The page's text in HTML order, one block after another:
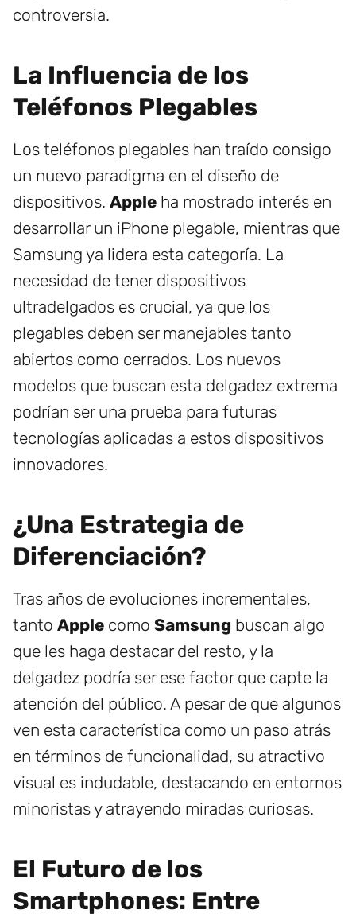
controversia.
La Influencia de los
Teléfonos Plegables
Los teléfonos plegables han traído consigo
un nuevo paradigma en el diseño de
dispositivos. Apple ha mostrado interés en
desarrollar un iPhone plegable, mientras que
Samsung ya lidera esta categoría. La
necesidad de tener dispositivos
ultradelgados es crucial, ya que los
plegables deben ser manejables tanto
abiertos como cerrados. Los nuevos
modelos que buscan esta delgadez extrema
podrían ser una prueba para futuras
tecnologías aplicadas a estos dispositivos
innovadores.
¿Una Estrategia de
Diferenciación?
Tras años de evoluciones incrementales,
tanto Apple como Samsung buscan algo
que les haga destacar del resto, y la
delgadez podría ser ese factor que capte la
atención del público. A pesar de que algunos
ven esta característica como un paso atrás
en términos de funcionalidad, su atractivo
visual es indudable, destacando en entornos
minoristas y atrayendo miradas curiosas.
El Futuro de los
Smartphones: Entre